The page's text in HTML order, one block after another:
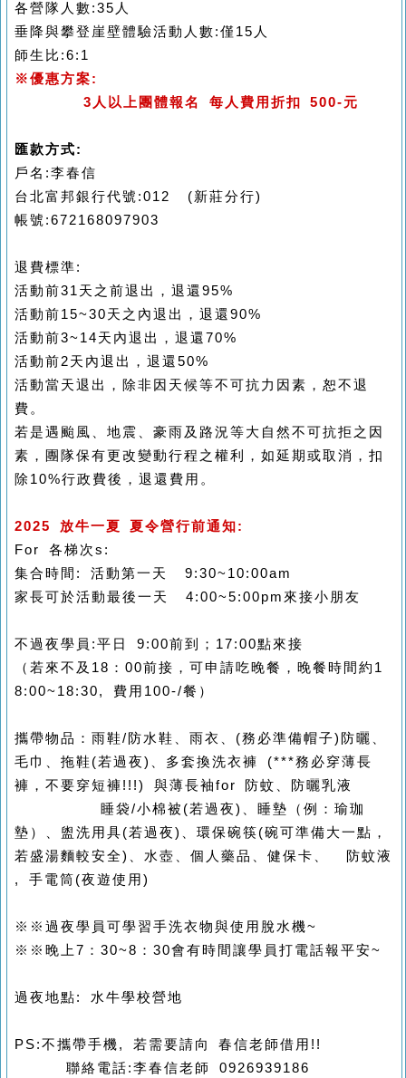
各營隊人數:35人
垂降與攀登崖壁體驗活動人數:僅15人
師生比:6:1
※優惠方案:
3人以上團體報名 每人費用折扣 500-元
匯款方式:
戶名:李春信
台北富邦銀行代號:012 (新莊分行)
帳號:672168097903
退費標準:
活動前31天之前退出，退還95%
活動前15~30天之內退出，退還90%
活動前3~14天內退出，退還70%
活動前2天內退出，退還50%
活動當天退出，除非因天候等不可抗力因素，恕不退
費。
若是遇颱風、地震、豪雨及路況等大自然不可抗拒之因
素，團隊保有更改變動行程之權利，如延期或取消，扣
除10%行政費後，退還費用。
2025 放牛一夏 夏令營行前通知:
For 各梯次s:
集合時間: 活動第一天 9:30~10:00am
家長可於活動最後一天 4:00~5:00pm來接小朋友
不過夜學員:平日 9:00前到；17:00點來接
（若來不及18：00前接，可申請吃晚餐，晚餐時間約1
8:00~18:30, 費用100-/餐）
攜帶物品：雨鞋/防水鞋、雨衣、(務必準備帽子)防曬、
毛巾、拖鞋(若過夜)、多套換洗衣褲 (***務必穿薄長
褲，不要穿短褲!!!) 與薄長袖for 防蚊、防曬乳液
睡袋/小棉被(若過夜)、睡墊（例：瑜珈
墊）、盥洗用具(若過夜)、環保碗筷(碗可準備大一點，
若盛湯麵較安全)、水壺、個人藥品、健保卡、 防蚊液
, 手電筒(夜遊使用)
※※過夜學員可學習手洗衣物與使用脫水機~
※※晚上7：30~8：30會有時間讓學員打電話報平安~
過夜地點: 水牛學校營地
PS:不攜帶手機, 若需要請向 春信老師借用!!
聯絡電話:李春信老師 0926939186